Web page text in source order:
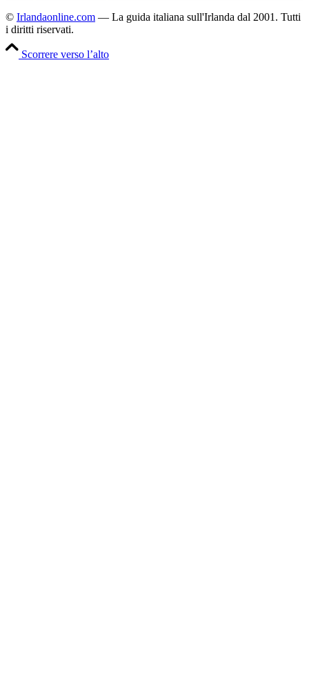
© Irlandaonline.com — La guida italiana sull'Irlanda dal 2001. Tutti
i diritti riservati.
Scorrere verso l’alto